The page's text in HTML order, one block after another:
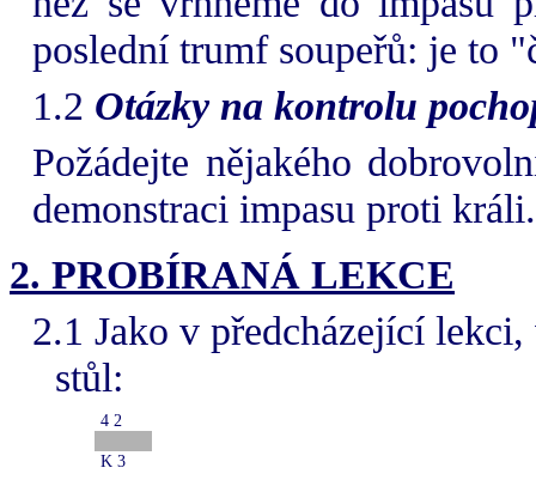
poslední trumf soupeřů: je to
1.2 Otázky na kontrolu
Požádejte nějakého
demonstraci impasu proti králi.
2. PROBÍRANÁ LEKCE
2.1 Jako v předcházející
stůl:
4 2
K 3